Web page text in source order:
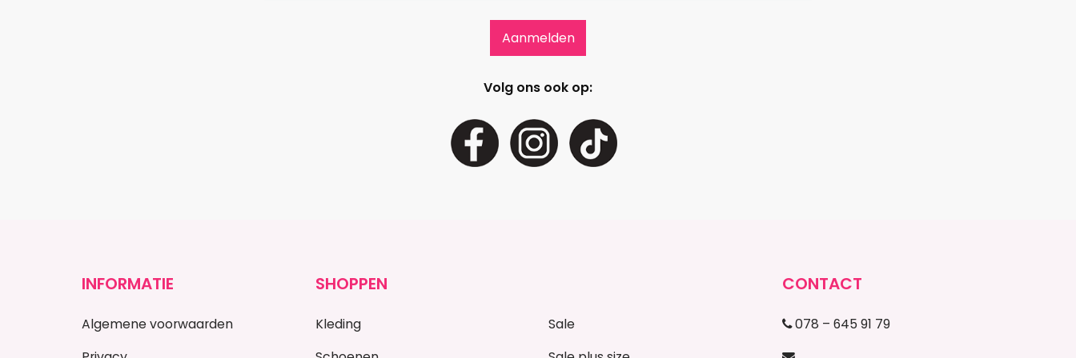
Volg ons ook op:
INFORMATIE
Algemene voorwaarden
SHOPPEN
Kleding
Sale
CONTACT
078 – 645 91 79